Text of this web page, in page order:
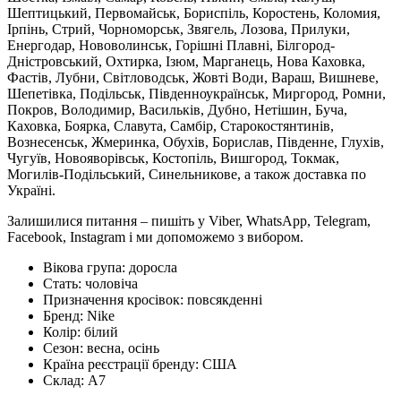
Шептицький, Первомайськ, Бориспіль, Коростень, Коломия,
Ірпінь, Стрий, Чорноморськ, Звягель, Лозова, Прилуки,
Енергодар, Нововолинськ, Горішні Плавні, Білгород-
Дністровський, Охтирка, Ізюм, Марганець, Нова Каховка,
Фастів, Лубни, Світловодськ, Жовті Води, Вараш, Вишневе,
Шепетівка, Подільськ, Південноукраїнськ, Миргород, Ромни,
Покров, Володимир, Васильків, Дубно, Нетішин, Буча,
Каховка, Боярка, Славута, Самбір, Старокостянтинів,
Вознесенськ, Жмеринка, Обухів, Борислав, Південне, Глухів,
Чугуїв, Новояворівськ, Костопіль, Вишгород, Токмак,
Могилів-Подільський, Синельникове, а також доставка по
Україні.
Залишилися питання – пишіть у Viber, WhatsApp, Telegram,
Facebook, Instagram і ми допоможемо з вибором.
Вікова група: доросла
Стать: чоловіча
Призначення кросівок: повсякденні
Бренд: Nike
Колір: білий
Сезон: весна, осінь
Країна реєстрації бренду: США
Склад: А7